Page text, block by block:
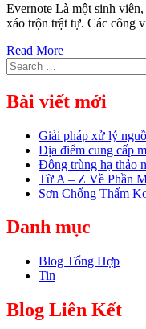
Evernote Là một sinh viên,
xáo trộn trật tự. Các công
Read More
Search
for:
Bài viết mới
Giải pháp xử lý
Địa điểm cung cấp
Đông trùng hạ thảo
Từ A – Z Về Phần
Sơn Chống Thấm
Danh mục
Blog Tổng Hợp
Tin
Blog Liên Kết